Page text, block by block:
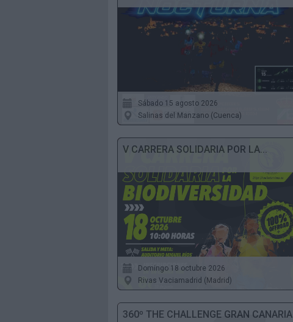
Sábado 15 agosto 2026
Salinas del Manzano (Cuenca)
V CARRERA SOLIDARIA POR LA...
Domingo 18 octubre 2026
Rivas Vaciamadrid (Madrid)
360º THE CHALLENGE GRAN CANARIA